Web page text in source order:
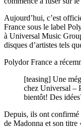
Aujourd’hui, c’est
France sous le label
à Universal Music
disques d’artistes tels
Polydor France a
[teasing] Une
chez Universal –
bientôt! Des
Depuis, ils ont confirmé
de Madonna et son titre